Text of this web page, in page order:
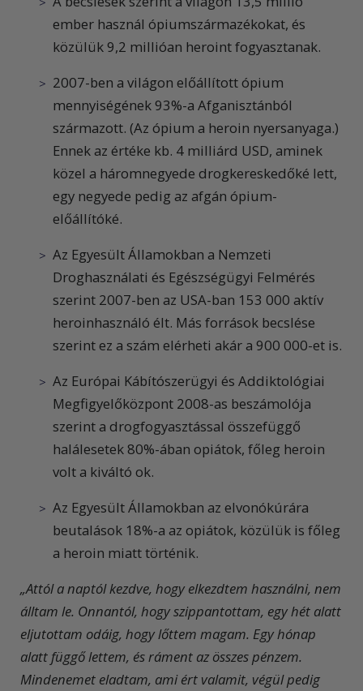
ember használ ópiumszármazékokat, és
közülük 9,2 millióan heroint fogyasztanak.
2007-ben a világon előállított ópium
mennyiségének 93%-a Afganisztánból
származott. (Az ópium a heroin nyersanyaga.)
Ennek az értéke kb. 4 milliárd USD, aminek
közel a háromnegyede drogkereskedőké lett,
egy negyede pedig az afgán ópium-
előállítóké.
Az Egyesült Államokban a Nemzeti
Droghasználati és Egészségügyi Felmérés
szerint 2007-ben az USA-ban 153 000 aktív
heroinhasználó élt. Más források becslése
szerint ez a szám elérheti akár a 900 000-et is.
Az Európai Kábítószerügyi és Addiktológiai
Megfigyelőközpont 2008-as beszámolója
szerint a drogfogyasztással összefüggő
halálesetek 80%-ában opiátok, főleg heroin
volt a kiváltó ok.
Az Egyesült Államokban az elvonókúrára
beutalások 18%-a az opiátok, közülük is főleg
a heroin miatt történik.
„Attól a naptól kezdve, hogy elkezdtem használni, nem
álltam le. Onnantól, hogy szippantottam, egy hét alatt
eljutottam odáig, hogy lőttem magam. Egy hónap
alatt függő lettem, és ráment az összes pénzem.
Mindenemet eladtam, ami ért valamit, végül pedig